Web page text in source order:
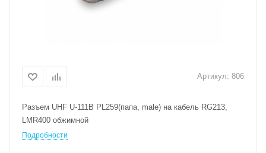
Артикул: 806
Разъем UHF U-111B PL259(папа, male) на кабель RG213,
LMR400 обжимной
Подробности